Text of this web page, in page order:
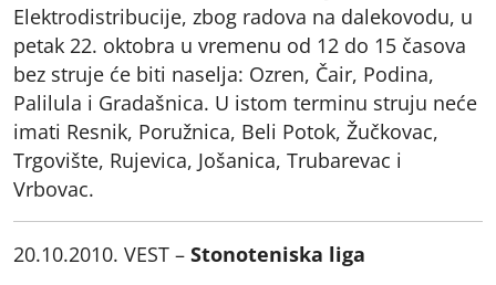
Elektrodistribucije, zbog radova na dalekovodu, u
petak 22. oktobra u vremenu od 12 do 15 časova
bez struje će biti naselja: Ozren, Čair, Podina,
Palilula i Gradašnica. U istom terminu struju neće
imati Resnik, Poružnica, Beli Potok, Žučkovac,
Trgovište, Rujevica, Jošanica, Trubarevac i
Vrbovac.
20.10.2010. VEST – Stonoteniska liga